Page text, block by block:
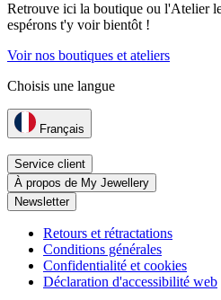
Retrouve ici la boutique ou l'Atelier
espérons t'y voir bientôt !
Voir nos boutiques et ateliers
Choisis une langue
Français
Service client
À propos de My Jewellery
Newsletter
Retours et rétractations
Conditions générales
Confidentialité et cookies
Déclaration d'accessibilité web